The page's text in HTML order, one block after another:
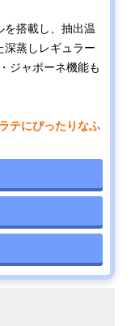
を搭載し、抽出温
深蒸しレギュラー
ジャポーネ機能も
テにぴったりなふ